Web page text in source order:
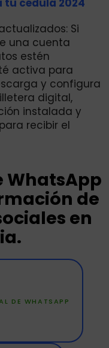
Si
una cuenta
estén
activa para
y configura
digital,
instalada y
recibir el
WhatsApp
de
en
DE WHATSAPP